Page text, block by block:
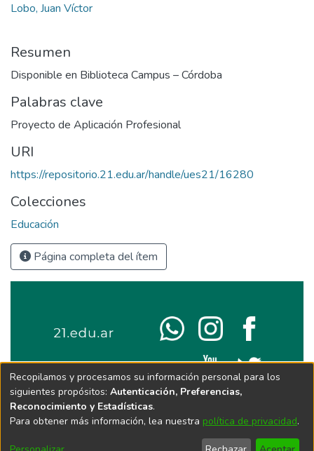
Lobo, Juan Víctor
Resumen
Disponible en Biblioteca Campus – Córdoba
Palabras clave
Proyecto de Aplicación Profesional
URI
https://repositorio.21.edu.ar/handle/ues21/16280
Colecciones
Educación
Página completa del ítem
Recopilamos y procesamos su información personal para los
siguientes propósitos: Autenticación, Preferencias,
Reconocimiento y Estadísticas.
Para obtener más información, lea nuestra política de privacidad.